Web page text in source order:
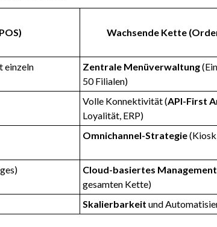
Wachsende Kette
einzeln Zentrale Menüverwaltung
50 Filialen)
Volle Konnektivität (API-First
Loyalität, ERP)
Omnichannel-Strategie
Cloud-basiertes Management
gesamten Kette)
Skalierbarkeit und